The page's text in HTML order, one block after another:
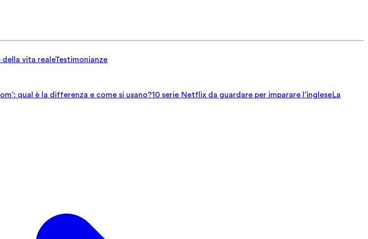
della vita realeTestimonianze
qual è la differenza e come si usano?10 serie Netflix da guardare per imparare l’ingleseLa